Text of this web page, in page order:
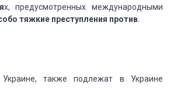
х, предусмотренных международными
тяжкие преступления против:
также подлежат в Украине